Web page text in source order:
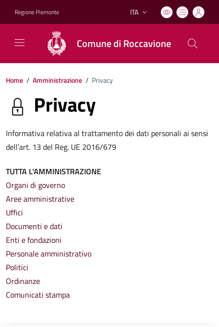
Regione Piemonte Lingua attiva:
ITA
Comune di Roccavione
Home / Amministrazione / Privacy
Privacy
Informativa relativa al trattamento dei dati personali ai sensi
dell’art. 13 del Reg. UE 2016/679
TUTTA L'AMMINISTRAZIONE
Organi di governo
Aree amministrative
Uffici
Documenti e dati
Enti e fondazioni
Personale amministrativo
Politici
Ordinanze
Comunicati stampa